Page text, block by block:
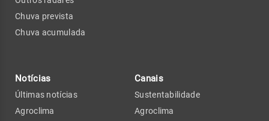
Chuva prevista
Chuva acumulada
Notícias
Últimas notícias
Agroclima
Canais
Sustentabilidade
Agroclima